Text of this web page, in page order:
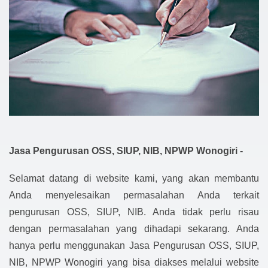
Jasa Pengurusan OSS, SIUP, NIB, NPWP Wonogiri -
Selamat datang di website kami, yang akan membantu
Anda menyelesaikan permasalahan Anda terkait
pengurusan OSS, SIUP, NIB. Anda tidak perlu risau
dengan permasalahan yang dihadapi sekarang. Anda
hanya perlu menggunakan Jasa Pengurusan OSS, SIUP,
NIB, NPWP Wonogiri yang bisa diakses melalui website